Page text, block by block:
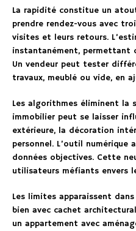
La rapidité constitue un
prendre rendez-vous avec
visites et leurs retours.
instantanément, permettant
Un vendeur peut tester
travaux, meublé ou vide, en
Les algorithmes éliminent la
immobilier peut se laisser
extérieure, la décoration
personnel. L’outil numérique
données objectives. Cette
utilisateurs méfiants envers
Les limites apparaissent
bien avec cachet
un appartement avec